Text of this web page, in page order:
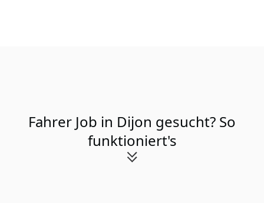
Fahrer Job in Dijon gesucht? So
funktioniert's